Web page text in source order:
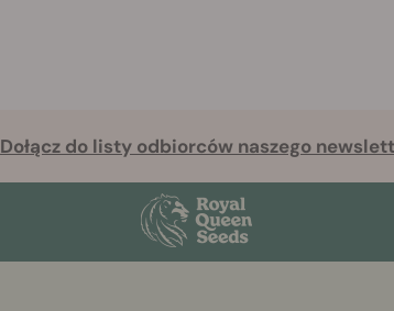
Dołącz do listy odbiorców naszego